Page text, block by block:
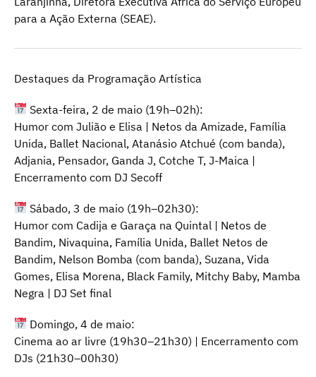
para a Ação Externa (SEAE).
Destaques da Programação Artística
Sexta-feira, 2 de maio (19h–02h):
Humor com Julião e Elisa | Netos da Amizade, Família
Unida, Ballet Nacional, Atanásio Atchué (com banda),
Adjania, Pensador, Ganda J, Cotche T, J-Maica |
Encerramento com DJ Secoff
Sábado, 3 de maio (19h–02h30):
Humor com Cadija e Garaça na Quintal | Netos de
Bandim, Nivaquina, Família Unida, Ballet Netos de
Bandim, Nelson Bomba (com banda), Suzana, Vida
Gomes, Elisa Morena, Black Family, Mitchy Baby, Mamba
Negra | DJ Set final
Domingo, 4 de maio:
Cinema ao ar livre (19h30–21h30) | Encerramento com
DJs (21h30–00h30)